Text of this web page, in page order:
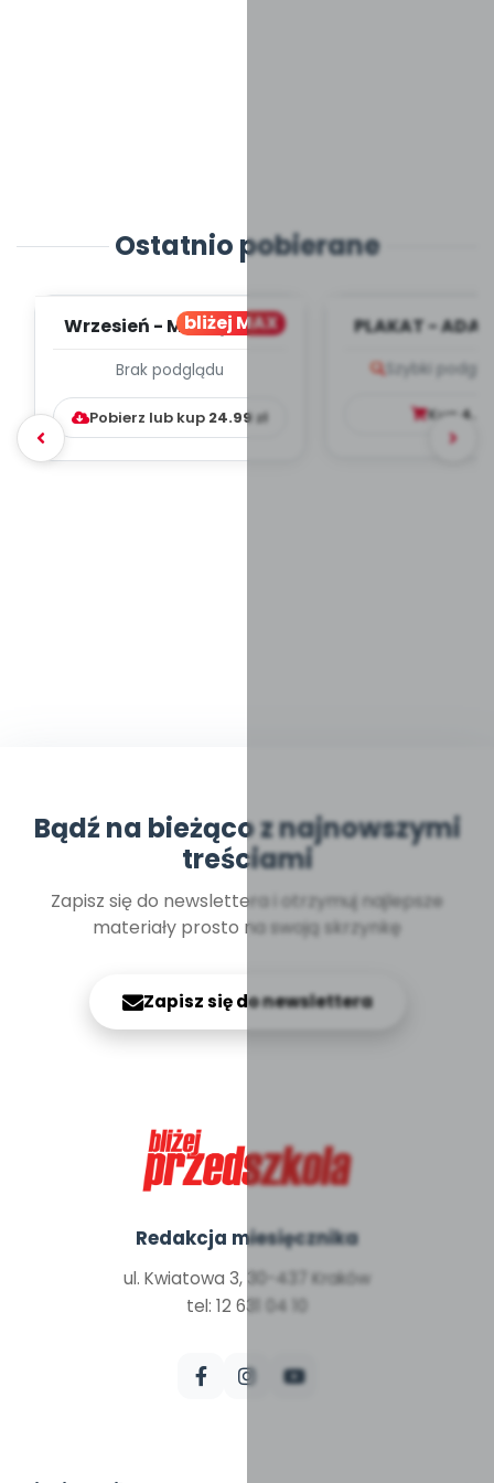
Ostatnio pobierane
bliżej MAX
Wrzesień - MIESIĘCZNY
WYCHOWAWCZO –
DYDAKTYC...
Brak podglądu
Pobierz lub kup 24.99zł
PLAKAT -
Szybki
Kup
Bądź na bieżąco z najnowszymi
treściami
Zapisz się do newslettera i otrzymuj najlepsze
materiały prosto na swoją skrzynkę
Zapisz się do newslettera
Redakcja miesięcznika
ul. Kwiatowa 3, 30-437 Kraków
tel: 12 631 04 10